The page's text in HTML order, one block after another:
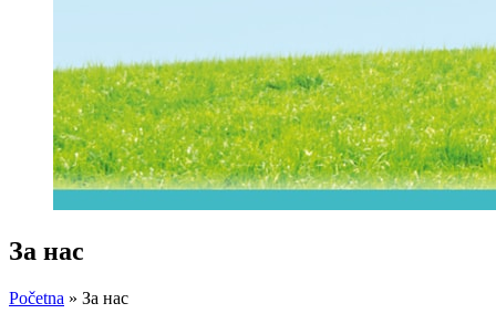
За нас
Početna » За нас